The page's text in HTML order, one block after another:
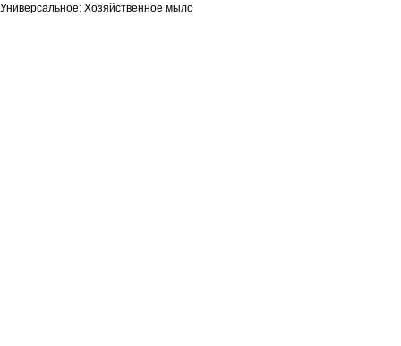
Универсальное: Хозяйственное мыло